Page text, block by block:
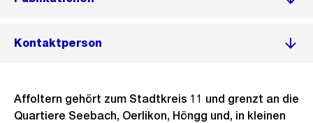
Kontaktperson
Affoltern gehört zum Stadtkreis 11 und grenzt an die
Quartiere Seebach, Oerlikon, Höngg und, in kleinen